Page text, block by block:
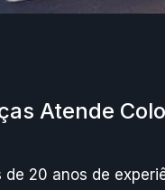
Atende
20 anos de